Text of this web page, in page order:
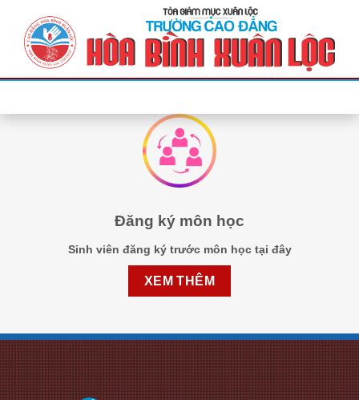
Đăng ký môn học
Sinh viên đăng ký trước môn học tại đây
XEM THÊM